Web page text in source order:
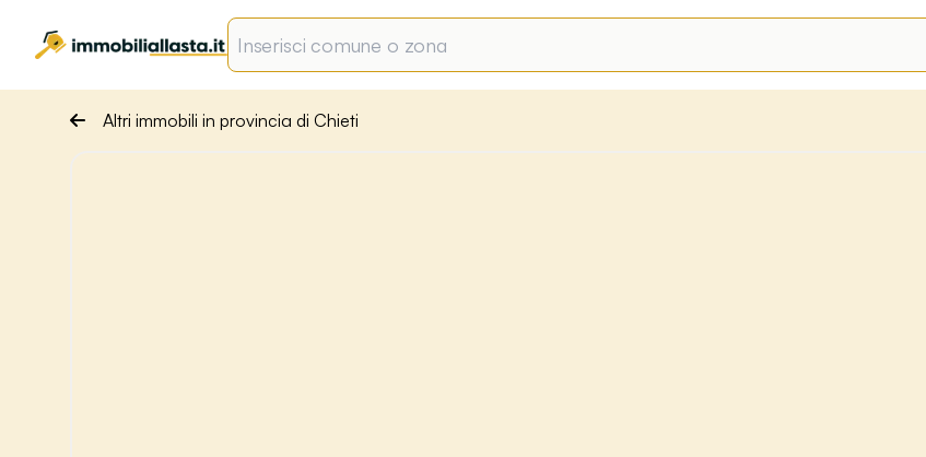
Altri immobili in provincia di Chieti